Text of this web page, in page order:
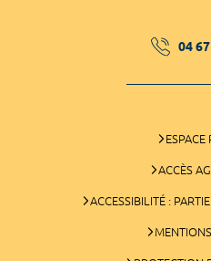
04
ESPACE
ACCÈS
ACCESSIBILITÉ :